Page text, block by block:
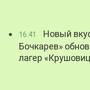
16:41
Новый
Бочкарев»
лагер